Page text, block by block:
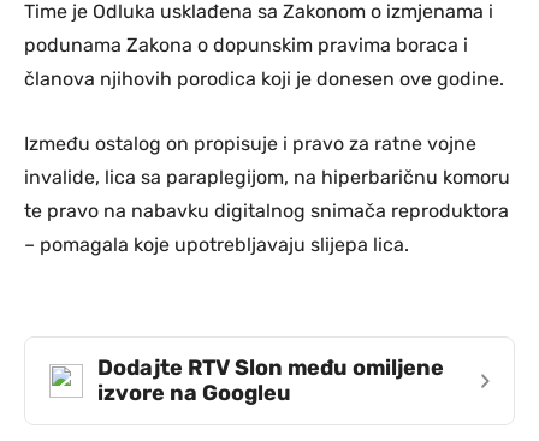
Time je Odluka usklađena sa Zakonom o izmjenama i
podunama Zakona o dopunskim pravima boraca i
članova njihovih porodica koji je donesen ove godine.
Između ostalog on propisuje i pravo za ratne vojne
invalide, lica sa paraplegijom, na hiperbaričnu komoru
te pravo na nabavku digitalnog snimača reproduktora
– pomagala koje upotrebljavaju slijepa lica.
Dodajte RTV Slon među omiljene
izvore na Googleu
›